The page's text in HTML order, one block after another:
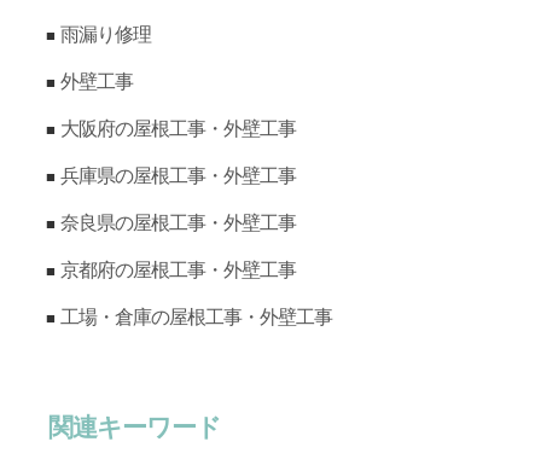
雨漏り修理
外壁工事
大阪府の屋根工事・外壁工事
兵庫県の屋根工事・外壁工事
奈良県の屋根工事・外壁工事
京都府の屋根工事・外壁工事
工場・倉庫の屋根工事・外壁工事
関連キーワード